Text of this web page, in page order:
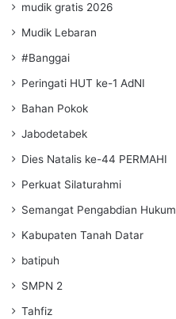
mudik gratis 2026
Mudik Lebaran
#Banggai
Peringati HUT ke-1 AdNI
Bahan Pokok
Jabodetabek
Dies Natalis ke-44 PERMAHI
Perkuat Silaturahmi
Semangat Pengabdian Hukum
Kabupaten Tanah Datar
batipuh
SMPN 2
Tahfiz